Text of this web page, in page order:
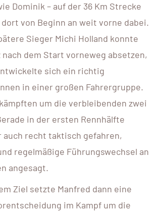
Dominik – auf der 36 Km Strecke
von Beginn an weit vorne dabei.
Sieger Michi Holland konnte
dem Start vorneweg absetzen,
sich ein richtig
in einer großen Fahrergruppe.
um die verbleibenden zwei
in der ersten Rennhälfte
recht taktisch gefahren,
regelmäßige Führungswechsel an
angesagt.
Ziel setzte Manfred dann eine
im Kampf um die